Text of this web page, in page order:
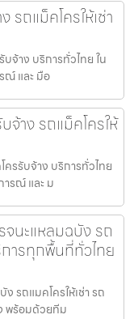
รถแม็คโครให้เช่า
บจ้าง บริการทั่วไทย ใน
ณ์ และ มือ
จ้าง รถแม็คโครให้
ครรับจ้าง บริการทั่วไทย
รณ์ และ ม
จนะแหลมฉบัง รถ
การทุกพื้นที่ทั่วไทย
รถแมคโครให้เช่า รถ
พร้อมด้วยทีม